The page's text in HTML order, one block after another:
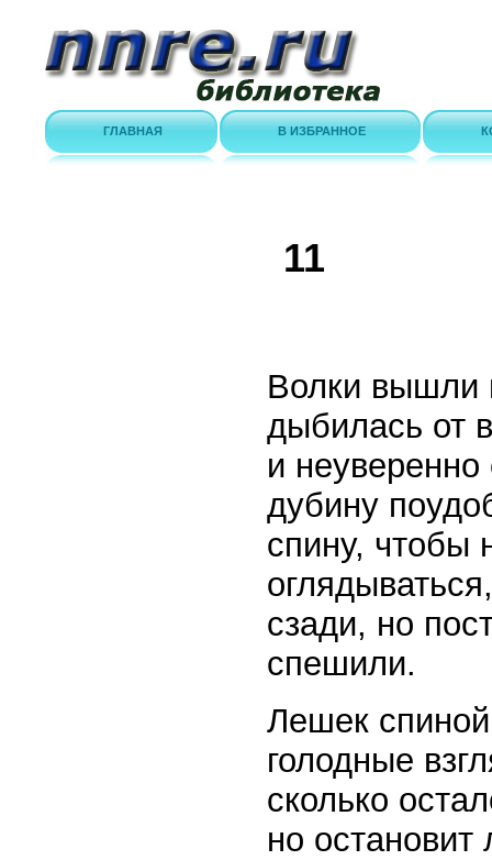
ГЛАВНАЯ В ИЗБРАННОЕ
11
Волки вышли
дыбилась от
и
дубину
спину, чтобы
сзади, но
спешили.
Лешек
голодные
сколько
но